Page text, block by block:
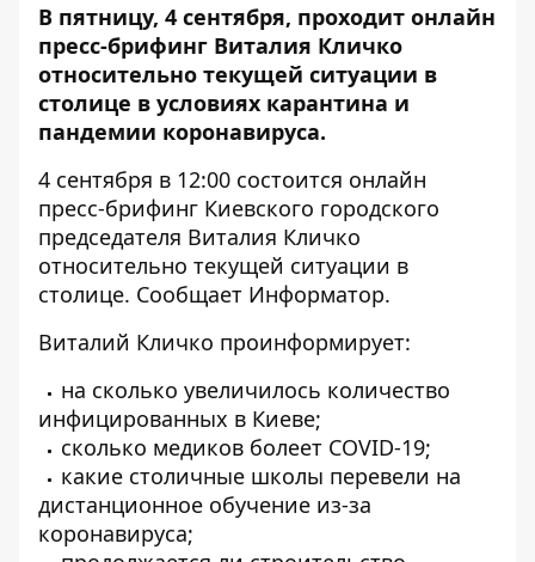
В пятницу, 4 сентября, проходит онлайн
пресс-брифинг Виталия Кличко
относительно текущей ситуации в
столице в условиях карантина и
пандемии коронавируса.
4 сентября в 12:00 состоится онлайн
пресс-брифинг Киевского городского
председателя Виталия Кличко
относительно текущей ситуации в
столице. Сообщает Информатор.
Виталий Кличко проинформирует:
на сколько увеличилось количество
инфицированных в Киеве;
сколько медиков болеет COVID-19;
какие столичные школы перевели на
дистанционное обучение из-за
коронавируса;